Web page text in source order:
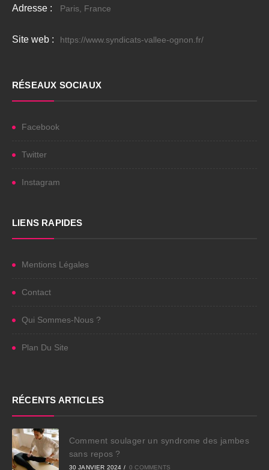
Adresse : Paris, France
Site web : https://www.syndicats-vallee-ognon.fr/
RÉSEAUX SOCIAUX
Facebook
Twitter
Instagram
LIENS RAPIDES
Mentions Légales
Contact
Qui Sommes-Nous ?
Plan Du Site
RÉCENTS ARTICLES
Comment soulager un syndrome des jambes
sans repos ?
30 JANVIER 2024 / 0 COMMENTS